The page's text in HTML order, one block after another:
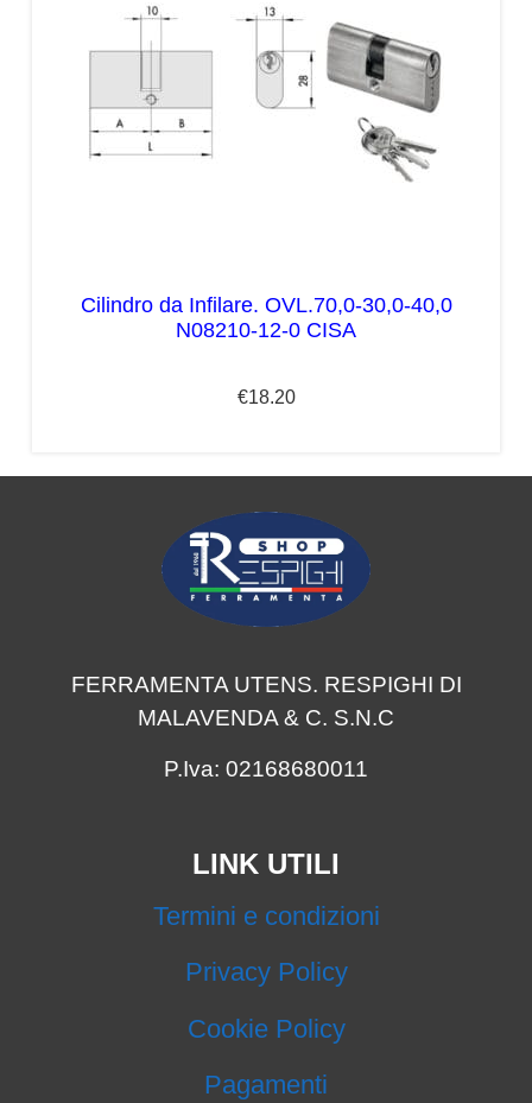
Cilindro da Infilare. OVL.70,0-30,0-40,0
N08210-12-0 CISA
€18.20
FERRAMENTA UTENS. RESPIGHI DI
MALAVENDA & C. S.N.C
P.Iva: 02168680011
LINK UTILI
Termini e condizioni
Privacy Policy
Cookie Policy
Pagamenti